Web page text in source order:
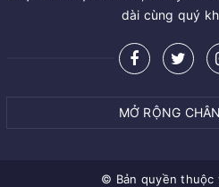
dài cùng quý
MỞ RỘNG
© Bản quyền thuộc